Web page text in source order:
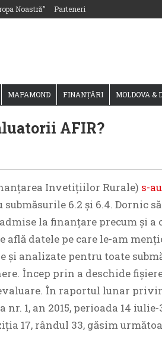
Noastră” Parteneri
MAPAMOND FINANȚĂRI MOLDOVA &
AFIR?
Invetițiilor Rurale) s-
6.2 și 6.4. Dornic
la finanțare precum și a
află datele pe care le-am
și analizate pentru toate
Încep prin a deschide
În raportul lunar
1, an 2015, perioada 14
17, rândul 33, găsim